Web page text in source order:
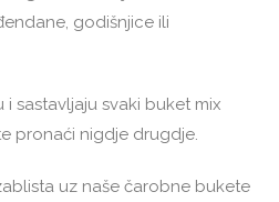
godišnjice ili
i sastavljaju svaki buket mix
pronaći nigdje drugdje.
uz naše čarobne bukete